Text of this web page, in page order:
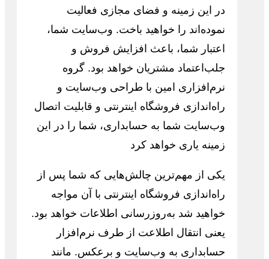
در این زمینه و فضای مجازی فعالیت
نموده‌اند را خواهید باخت. وب‌سایت شما،
اعتبار شما، باعث افزایش فروش و
جلب‌اعتماد مشتریان خواهد بود. گروه
نرم‌افزاری امین با طراحی وب‌سایت و
راه‌اندازی فروشگاه اینترنتی و قابلیت اتصال
وب‌سایت شما به حسابداری، شما را در این
زمینه یاری خواهد کرد
یکی از مهم‌ترین چالش‌هایی که شما پس از
راه‌اندازی فروشگاه اینترنتی با آن مواجه
خواهید شد به‌روزرسانی اطلاعات خواهد بود.
یعنی انتقال اطلاعت از طرف نرم‌افزار
حسابداری به وب‌سایت و برعکس. مانند